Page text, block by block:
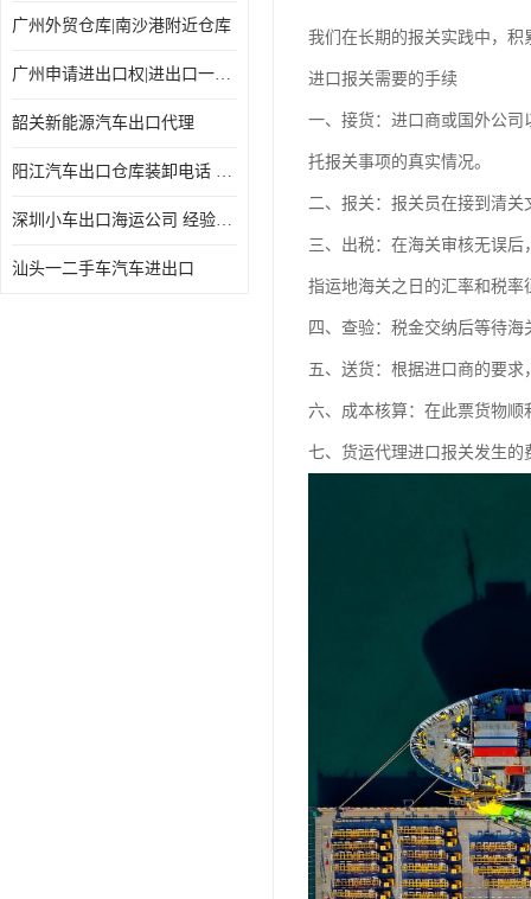
广州外贸仓库|南沙港附近仓库
广州申请进出口权|进出口一站式
韶关新能源汽车出口代理
阳江汽车出口仓库装卸电话 经验丰富
深圳小车出口海运公司 经验丰富
汕头一二手车汽车进出口
我们在长期的报关实践中，
进口报关需要的手续
一、接货：进口商或国外公
托报关事项的真实情况。
二、报关：报关员在接到清
三、出税：在海关审核无误
指运地海关之日的汇率和税率
四、查验：税金交纳后等待
五、送货：根据进口商的要
六、成本核算：在此票货物
七、货运代理进口报关发生